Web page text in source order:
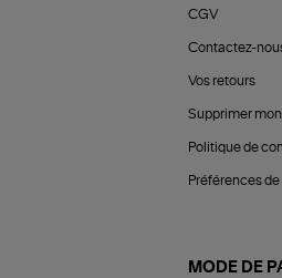
CGV
Contactez-
Vos retours
Supprimer
Politique de
Préférences
MODE DE